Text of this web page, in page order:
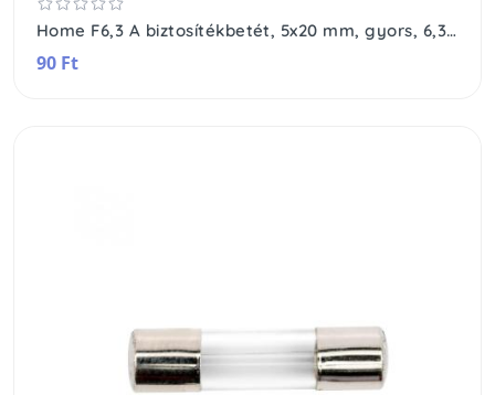
Home F6,3 A biztosítékbetét, 5x20 mm, gyors, 6,3 A
90 Ft